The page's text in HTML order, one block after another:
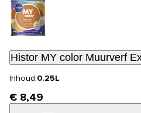
Histor MY color Muurverf
Inhoud:0.25L
€ 8,49